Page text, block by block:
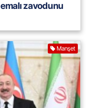
zavodunu
Manşet